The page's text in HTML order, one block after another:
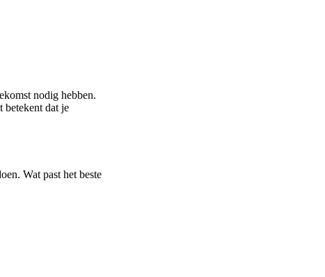
nodig hebben.
betekent dat je
Wat past het beste